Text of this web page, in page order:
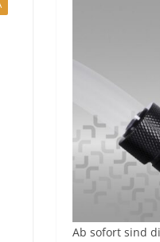
Ab sofort sind